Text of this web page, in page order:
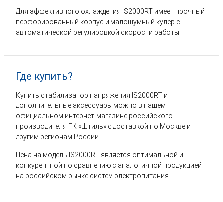
Для эффективного охлаждения IS2000RT имеет прочный
перфорированный корпус и малошумный кулер с
автоматической регулировкой скорости работы.
Где купить?
Купить стабилизатор напряжения IS2000RT и
дополнительные аксессуары можно в нашем
официальном интернет-магазине российского
производителя ГК «Штиль» с доставкой по Москве и
другим регионам России.
Цена на модель IS2000RT является оптимальной и
конкурентной по сравнению с аналогичной продукцией
на российском рынке систем электропитания.